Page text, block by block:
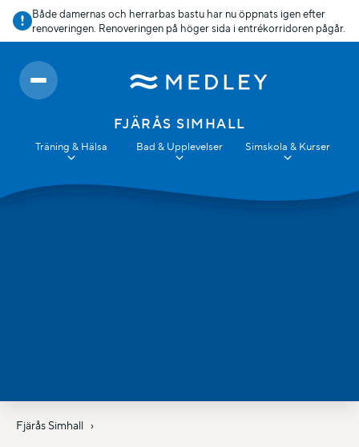
Både damernas och herrarbas bastu har nu öppnats igen efter
renoveringen. Renoveringen på höger sida i entrékorridoren pågår.
FJÄRÅS SIMHALL
Träning & Hälsa Bad & Upplevelser Simskola & Kurser
Fjärås Simhall